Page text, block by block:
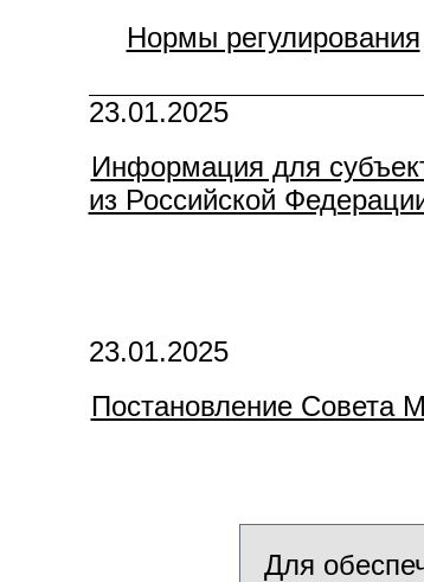
Нормы регулирования
23.01.2025
Информация для
из Российской
23.01.2025
Постановление Совета
Для